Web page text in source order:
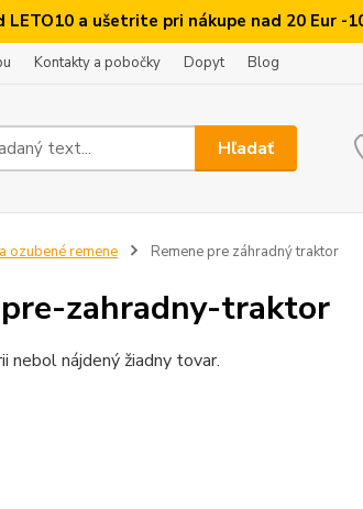
a ušetrite pri nákupe nad 20 Eur -
Kontakty a pobočky Dopyt Blog
Hľadať
ozubené remene Remene pre záhradný traktor
zahradny-traktor
nebol nájdený žiadny tovar.